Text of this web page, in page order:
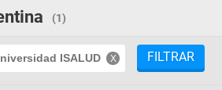
(1)
ISALUD FILTRAR